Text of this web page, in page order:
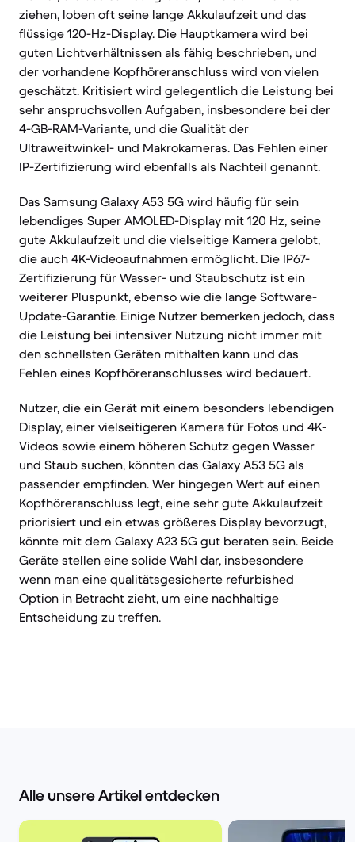
ziehen, loben oft seine lange Akkulaufzeit und das
flüssige 120-Hz-Display. Die Hauptkamera wird bei
guten Lichtverhältnissen als fähig beschrieben, und
der vorhandene Kopfhöreranschluss wird von vielen
geschätzt. Kritisiert wird gelegentlich die Leistung bei
sehr anspruchsvollen Aufgaben, insbesondere bei der
4-GB-RAM-Variante, und die Qualität der
Ultraweitwinkel- und Makrokameras. Das Fehlen einer
IP-Zertifizierung wird ebenfalls als Nachteil genannt.
Das Samsung Galaxy A53 5G wird häufig für sein
lebendiges Super AMOLED-Display mit 120 Hz, seine
gute Akkulaufzeit und die vielseitige Kamera gelobt,
die auch 4K-Videoaufnahmen ermöglicht. Die IP67-
Zertifizierung für Wasser- und Staubschutz ist ein
weiterer Pluspunkt, ebenso wie die lange Software-
Update-Garantie. Einige Nutzer bemerken jedoch, dass
die Leistung bei intensiver Nutzung nicht immer mit
den schnellsten Geräten mithalten kann und das
Fehlen eines Kopfhöreranschlusses wird bedauert.
Nutzer, die ein Gerät mit einem besonders lebendigen
Display, einer vielseitigeren Kamera für Fotos und 4K-
Videos sowie einem höheren Schutz gegen Wasser
und Staub suchen, könnten das Galaxy A53 5G als
passender empfinden. Wer hingegen Wert auf einen
Kopfhöreranschluss legt, eine sehr gute Akkulaufzeit
priorisiert und ein etwas größeres Display bevorzugt,
könnte mit dem Galaxy A23 5G gut beraten sein. Beide
Geräte stellen eine solide Wahl dar, insbesondere
wenn man eine qualitätsgesicherte refurbished
Option in Betracht zieht, um eine nachhaltige
Entscheidung zu treffen.
Alle unsere Artikel entdecken